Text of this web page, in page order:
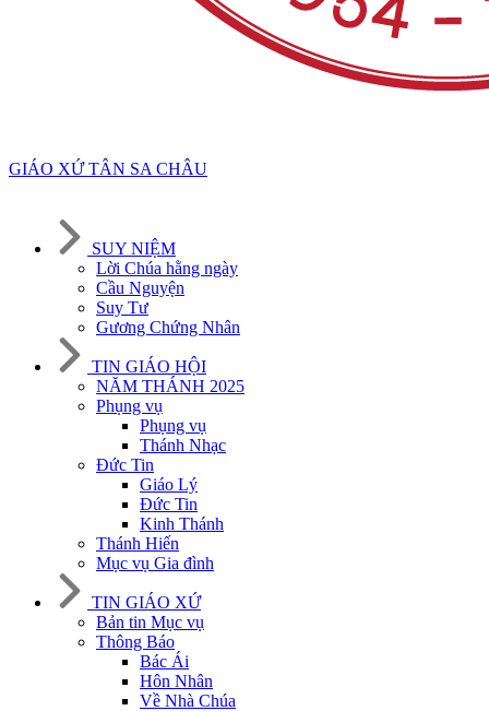
GIÁO XỨ TÂN SA CHÂU
SUY NIỆM
Lời Chúa hằng ngày
Cầu Nguyện
Suy Tư
Gương Chứng Nhân
TIN GIÁO HỘI
NĂM THÁNH 2025
Phụng vụ
Phụng vụ
Thánh Nhạc
Đức Tin
Giáo Lý
Đức Tin
Kinh Thánh
Thánh Hiến
Mục vụ Gia đình
TIN GIÁO XỨ
Bản tin Mục vụ
Thông Báo
Bác Ái
Hôn Nhân
Về Nhà Chúa